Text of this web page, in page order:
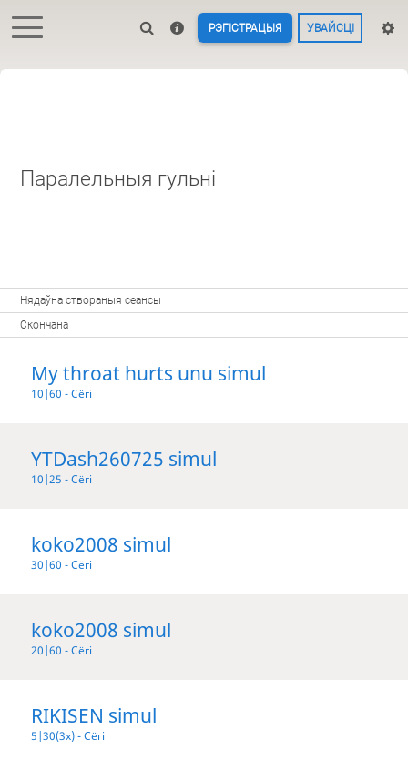
РЭГІСТРАЦЫЯ УВАЙСЦІ
Паралельныя гульні
Нядаўна створаныя сеансы
Скончана
My throat hurts unu simul
10|60 - Сёгі
YTDash260725 simul
10|25 - Сёгі
koko2008 simul
30|60 - Сёгі
koko2008 simul
20|60 - Сёгі
RIKISEN simul
5|30(3x) - Сёгі